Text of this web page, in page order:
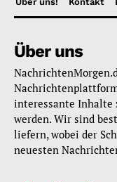
Über uns
interessante Inhalte
werden. Wir sind
liefern, wobei der
neuesten